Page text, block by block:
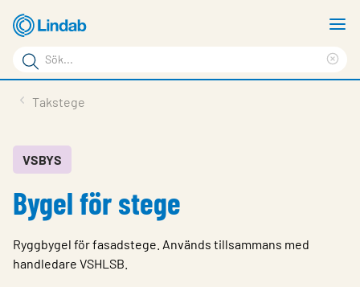
Hoppa
till
huvudinnehållet
Sökord
Sök
på
Service & Support
Hållbarhet
Om Lindab
Kontakt
Takstege
VSBYS
Bygel för stege
Ryggbygel för fasadstege. Används tillsammans med
handledare VSHLSB.